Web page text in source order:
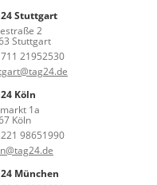
Stuttgart
2
Stuttgart
21952530
Köln
1a
Köln
98651990
München